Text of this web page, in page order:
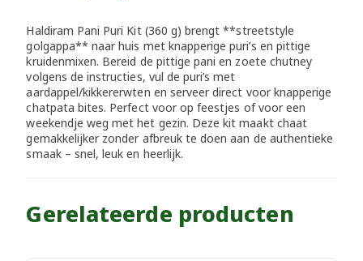
Haldiram Pani Puri Kit (360 g) brengt **streetstyle
golgappa** naar huis met knapperige puri’s en pittige
kruidenmixen. Bereid de pittige pani en zoete chutney
volgens de instructies, vul de puri’s met
aardappel/kikkererwten en serveer direct voor knapperige
chatpata bites. Perfect voor op feestjes of voor een
weekendje weg met het gezin. Deze kit maakt chaat
gemakkelijker zonder afbreuk te doen aan de authentieke
smaak – snel, leuk en heerlijk.
Gerelateerde producten